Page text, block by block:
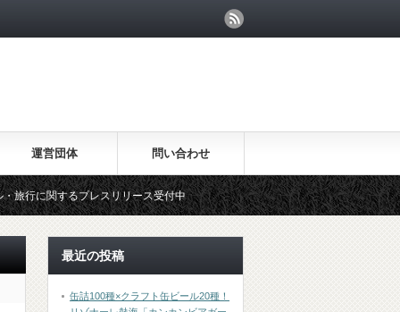
運営団体 問い合わせ
レスリリース受付中
最近の投稿
缶詰100種×クラフト缶ビール20種！